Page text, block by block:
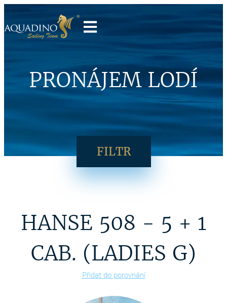
PRONÁJEM LODÍ
FILTR
HANSE 508 - 5 + 1
CAB. (LADIES G)
Přidat do porovnání